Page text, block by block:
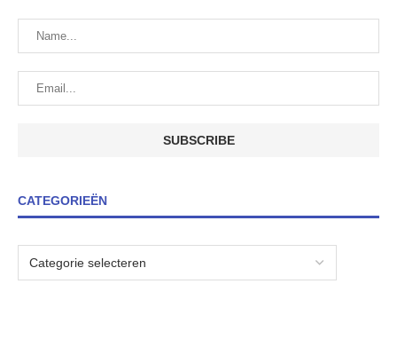
CATEGORIEËN